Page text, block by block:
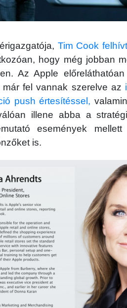
Tim Cook
hogy még jobban
Az Apple
fel vannak szerelve az
push értesítéssel,
illene abba a
események
is.